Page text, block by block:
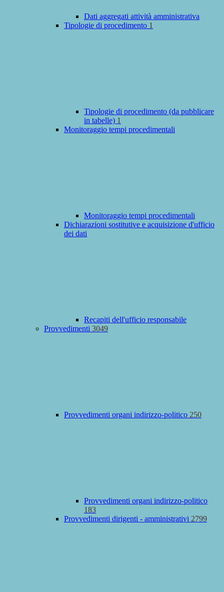
Dati aggregati attività amministrativa
Tipologie di procedimento 1
Tipologie di procedimento (da pubblicare
in tabelle) 1
Monitoraggio tempi procedimentali
Monitoraggio tempi procedimentali
Dichiarazioni sostitutive e acquisizione d'ufficio
dei dati
Recapiti dell'ufficio responsabile
Provvedimenti 3049
Provvedimenti organi indirizzo-politico 250
Provvedimenti organi indirizzo-politico
183
Provvedimenti dirigenti - amministrativi 2799